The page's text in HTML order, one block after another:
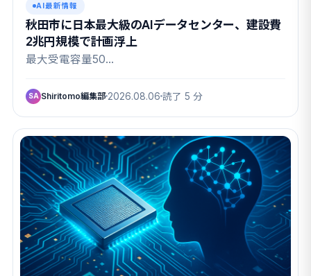
AI最新情報
秋田市に日本最大級のAIデータセンター、建設費
2兆円規模で計画浮上
最大受電容量50…
SA Shiritomo編集部 2026.08.06 読了 5 分